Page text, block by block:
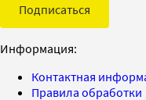
Подписаться
Информация:
Контактная
Правила обработки